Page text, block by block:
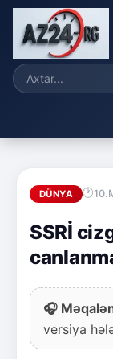
DÜNYA
SSRİ
🎧
versiya